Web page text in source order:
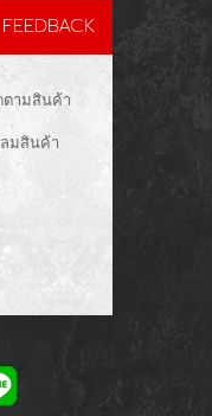
FEEDBACK
ตามสินค้า
มสินค้า